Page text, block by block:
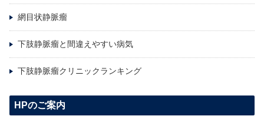
網目状静脈瘤
下肢静脈瘤と間違えやすい病気
下肢静脈瘤クリニックランキング
HPのご案内